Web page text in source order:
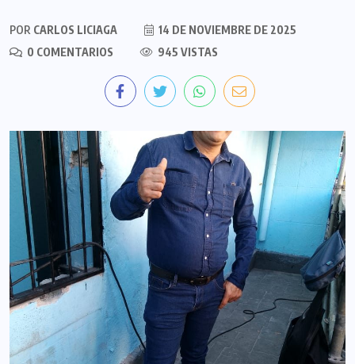
POR CARLOS LICIAGA
14 DE NOVIEMBRE DE 2025
0 COMENTARIOS
945 VISTAS